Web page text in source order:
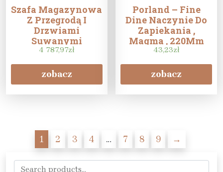
Szafa Magazynowa
Z Przegrodą I
Drzwiami
Suwanymi
1000szt.600X2000
Mm
4 787,97zł
zobacz
Porland – Fine
Dine Naczynie Do
Zapiekania ,
Magma , 220Mm
43,23zł
zobacz
1 2 3 4 … 7 8 9 →
Search